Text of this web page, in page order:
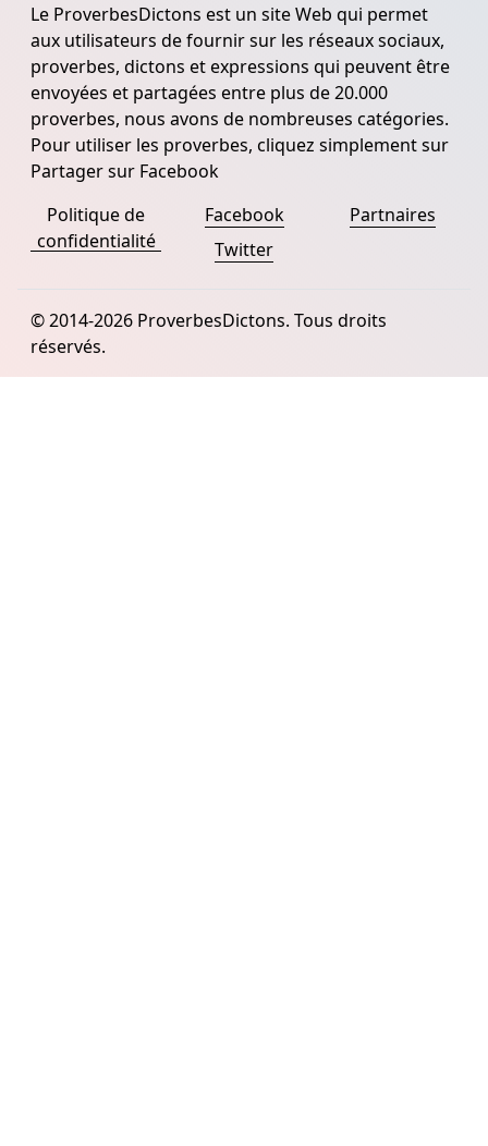
Le ProverbesDictons est un site Web qui permet
aux utilisateurs de fournir sur les réseaux sociaux,
proverbes, dictons et expressions qui peuvent être
envoyées et partagées entre plus de 20.000
proverbes, nous avons de nombreuses catégories.
Pour utiliser les proverbes, cliquez simplement sur
Partager sur Facebook
Politique de
confidentialité
Facebook
Twitter
Partnaires
© 2014-2026 ProverbesDictons. Tous droits
réservés.